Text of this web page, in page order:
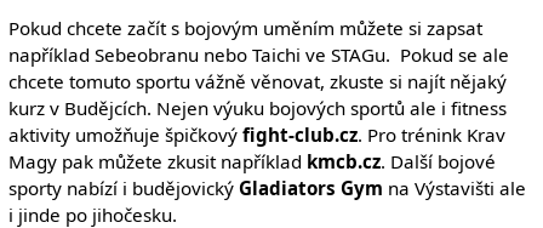
Pokud chcete začít s bojovým uměním můžete si zapsat
například Sebeobranu nebo Taichi ve STAGu. Pokud se ale
chcete tomuto sportu vážně věnovat, zkuste si najít nějaký
kurz v Budějcích. Nejen výuku bojových sportů ale i fitness
aktivity umožňuje špičkový fight-club.cz. Pro trénink Krav
Magy pak můžete zkusit například kmcb.cz. Další bojové
sporty nabízí i budějovický Gladiators Gym na Výstavišti ale
i jinde po jihočesku.